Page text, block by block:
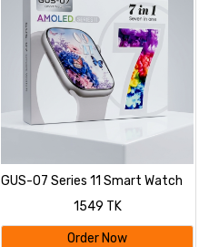
GUS-07 Series 11 Smart Watch
with a "7 in 1"
1549 TK
Order Now